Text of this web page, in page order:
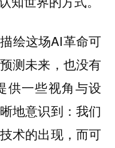
绘这场AI革命可
测未来，也没有
供一些视角与设
地意识到： 我们
术的出现，而可